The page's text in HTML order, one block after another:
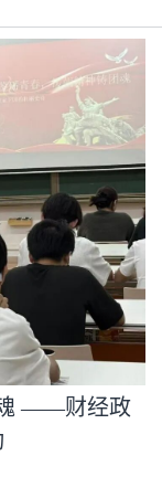
魂 ——财经政